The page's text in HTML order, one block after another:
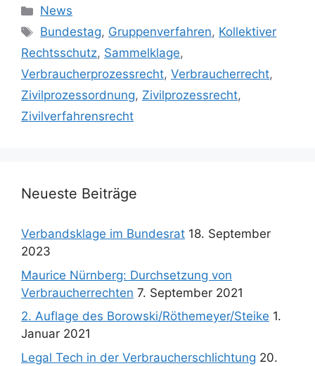
Kategorien
News
Schlagwörter
Bundestag, Gruppenverfahren, Kollektiver
Rechtsschutz, Sammelklage,
Verbraucherprozessrecht, Verbraucherrecht,
Zivilprozessordnung, Zivilprozessrecht,
Zivilverfahrensrecht
Neueste Beiträge
Verbandsklage im Bundesrat 18. September
2023
Maurice Nürnberg: Durchsetzung von
Verbraucherrechten 7. September 2021
2. Auflage des Borowski/Röthemeyer/Steike 1.
Januar 2021
Legal Tech in der Verbraucherschlichtung 20.